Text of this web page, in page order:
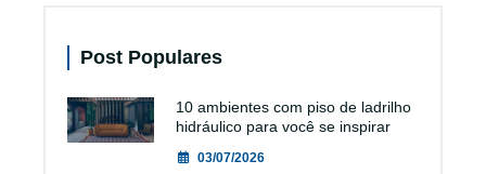
Post Populares
10 ambientes com piso de ladrilho
hidráulico para você se inspirar
03/07/2026